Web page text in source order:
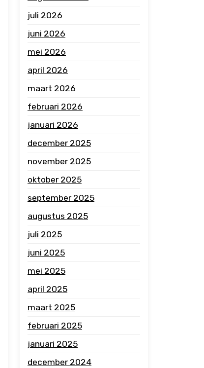
juli 2026
juni 2026
mei 2026
april 2026
maart 2026
februari 2026
januari 2026
december 2025
november 2025
oktober 2025
september 2025
augustus 2025
juli 2025
juni 2025
mei 2025
april 2025
maart 2025
februari 2025
januari 2025
december 2024